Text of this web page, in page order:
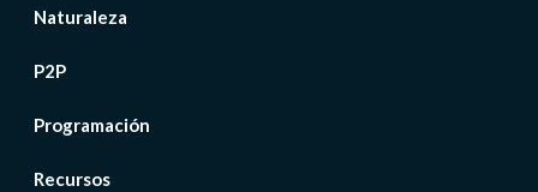
Naturaleza
P2P
Programación
Recursos